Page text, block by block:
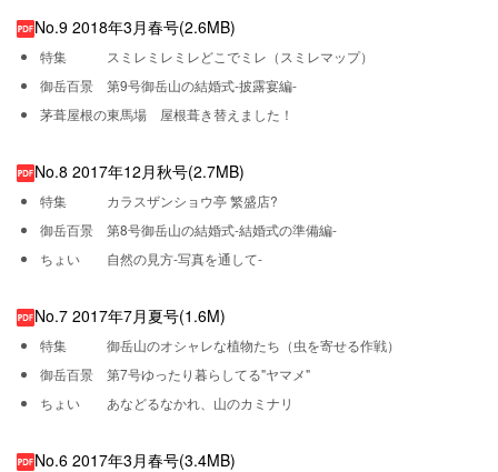
No.9 2018年3月春号(2.6MB)
特集 スミレミレミレどこでミレ（スミレマップ）
御岳百景 第9号御岳山の結婚式-披露宴編-
茅葺屋根の東馬場 屋根葺き替えました！
No.8 2017年12月秋号(2.7MB)
特集 カラスザンショウ亭 繁盛店?
御岳百景 第8号御岳山の結婚式-結婚式の準備編-
ちょい 自然の見方-写真を通して-
No.7 2017年7月夏号(1.6M)
特集 御岳山のオシャレな植物たち（虫を寄せる作戦）
御岳百景 第7号ゆったり暮らしてる"ヤマメ"
ちょい あなどるなかれ、山のカミナリ
No.6 2017年3月春号(3.4MB)